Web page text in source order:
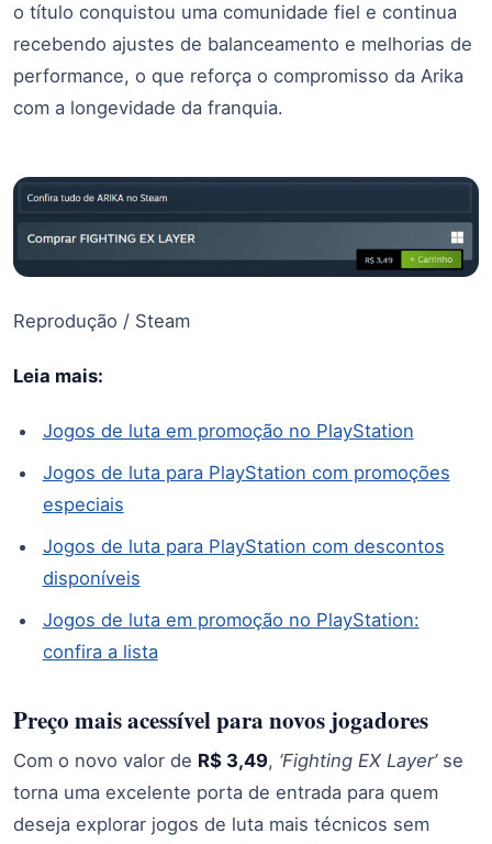
o título conquistou uma comunidade fiel e continua
recebendo ajustes de balanceamento e melhorias de
performance, o que reforça o compromisso da Arika
com a longevidade da franquia.
Reprodução / Steam
Leia mais:
Jogos de luta em promoção no PlayStation
Jogos de luta para PlayStation com promoções
especiais
Jogos de luta para PlayStation com descontos
disponíveis
Jogos de luta em promoção no PlayStation:
confira a lista
Preço mais acessível para novos jogadores
Com o novo valor de R$ 3,49, ‘Fighting EX Layer’se
torna uma excelente porta de entrada para quem
deseja explorar jogos de luta mais técnicos sem